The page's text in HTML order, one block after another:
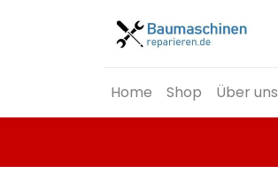
Home Shop Über uns